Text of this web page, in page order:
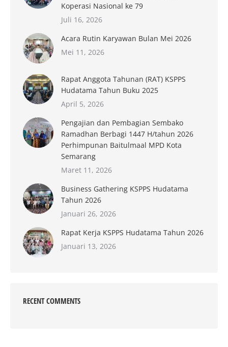
Koperasi Nasional ke 79
Juli 16, 2026
Acara Rutin Karyawan Bulan Mei 2026
Mei 11, 2026
Rapat Anggota Tahunan (RAT) KSPPS
Hudatama Tahun Buku 2025
April 5, 2026
Pengajian dan Pembagian Sembako
Ramadhan Berbagi 1447 H/tahun 2026
Perhimpunan Baitulmaal MPD Kota
Semarang
Maret 11, 2026
Business Gathering KSPPS Hudatama
Tahun 2026
Januari 26, 2026
Rapat Kerja KSPPS Hudatama Tahun 2026
Januari 13, 2026
RECENT COMMENTS